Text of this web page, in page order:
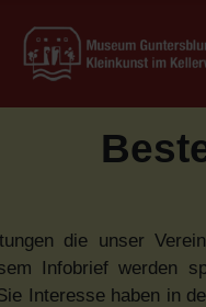
die unser
Infobrief werden
Interesse haben in